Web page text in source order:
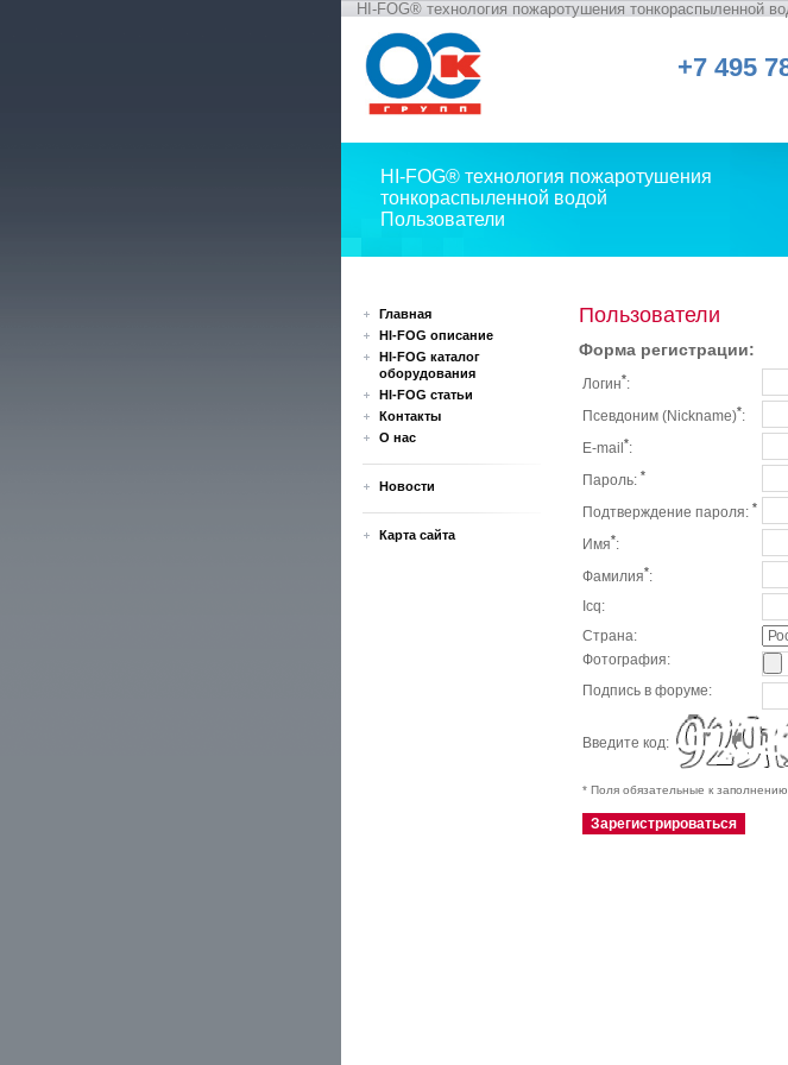
HI-FOG® технология пожаротушения тонкораспыленной
+7 495
HI-FOG® технология пожаротушения
тонкораспыленной водой
Пользователи
Главная
HI-FOG описание
HI-FOG каталог
оборудования
HI-FOG статьи
Контакты
О нас
Новости
Карта сайта
Пользователи
Форма регистрации:
Логин*:
Псевдоним (Nickname)*:
E-mail *:
Пароль: *
Подтверждение пароля: *
Имя*:
Фамилия*:
Icq:
Страна:
Фотография:
Подпись в форуме:
Введите код:
* Поля обязательные к заполнению